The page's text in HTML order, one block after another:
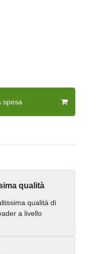
spesa
qualità
qualità di
a livello